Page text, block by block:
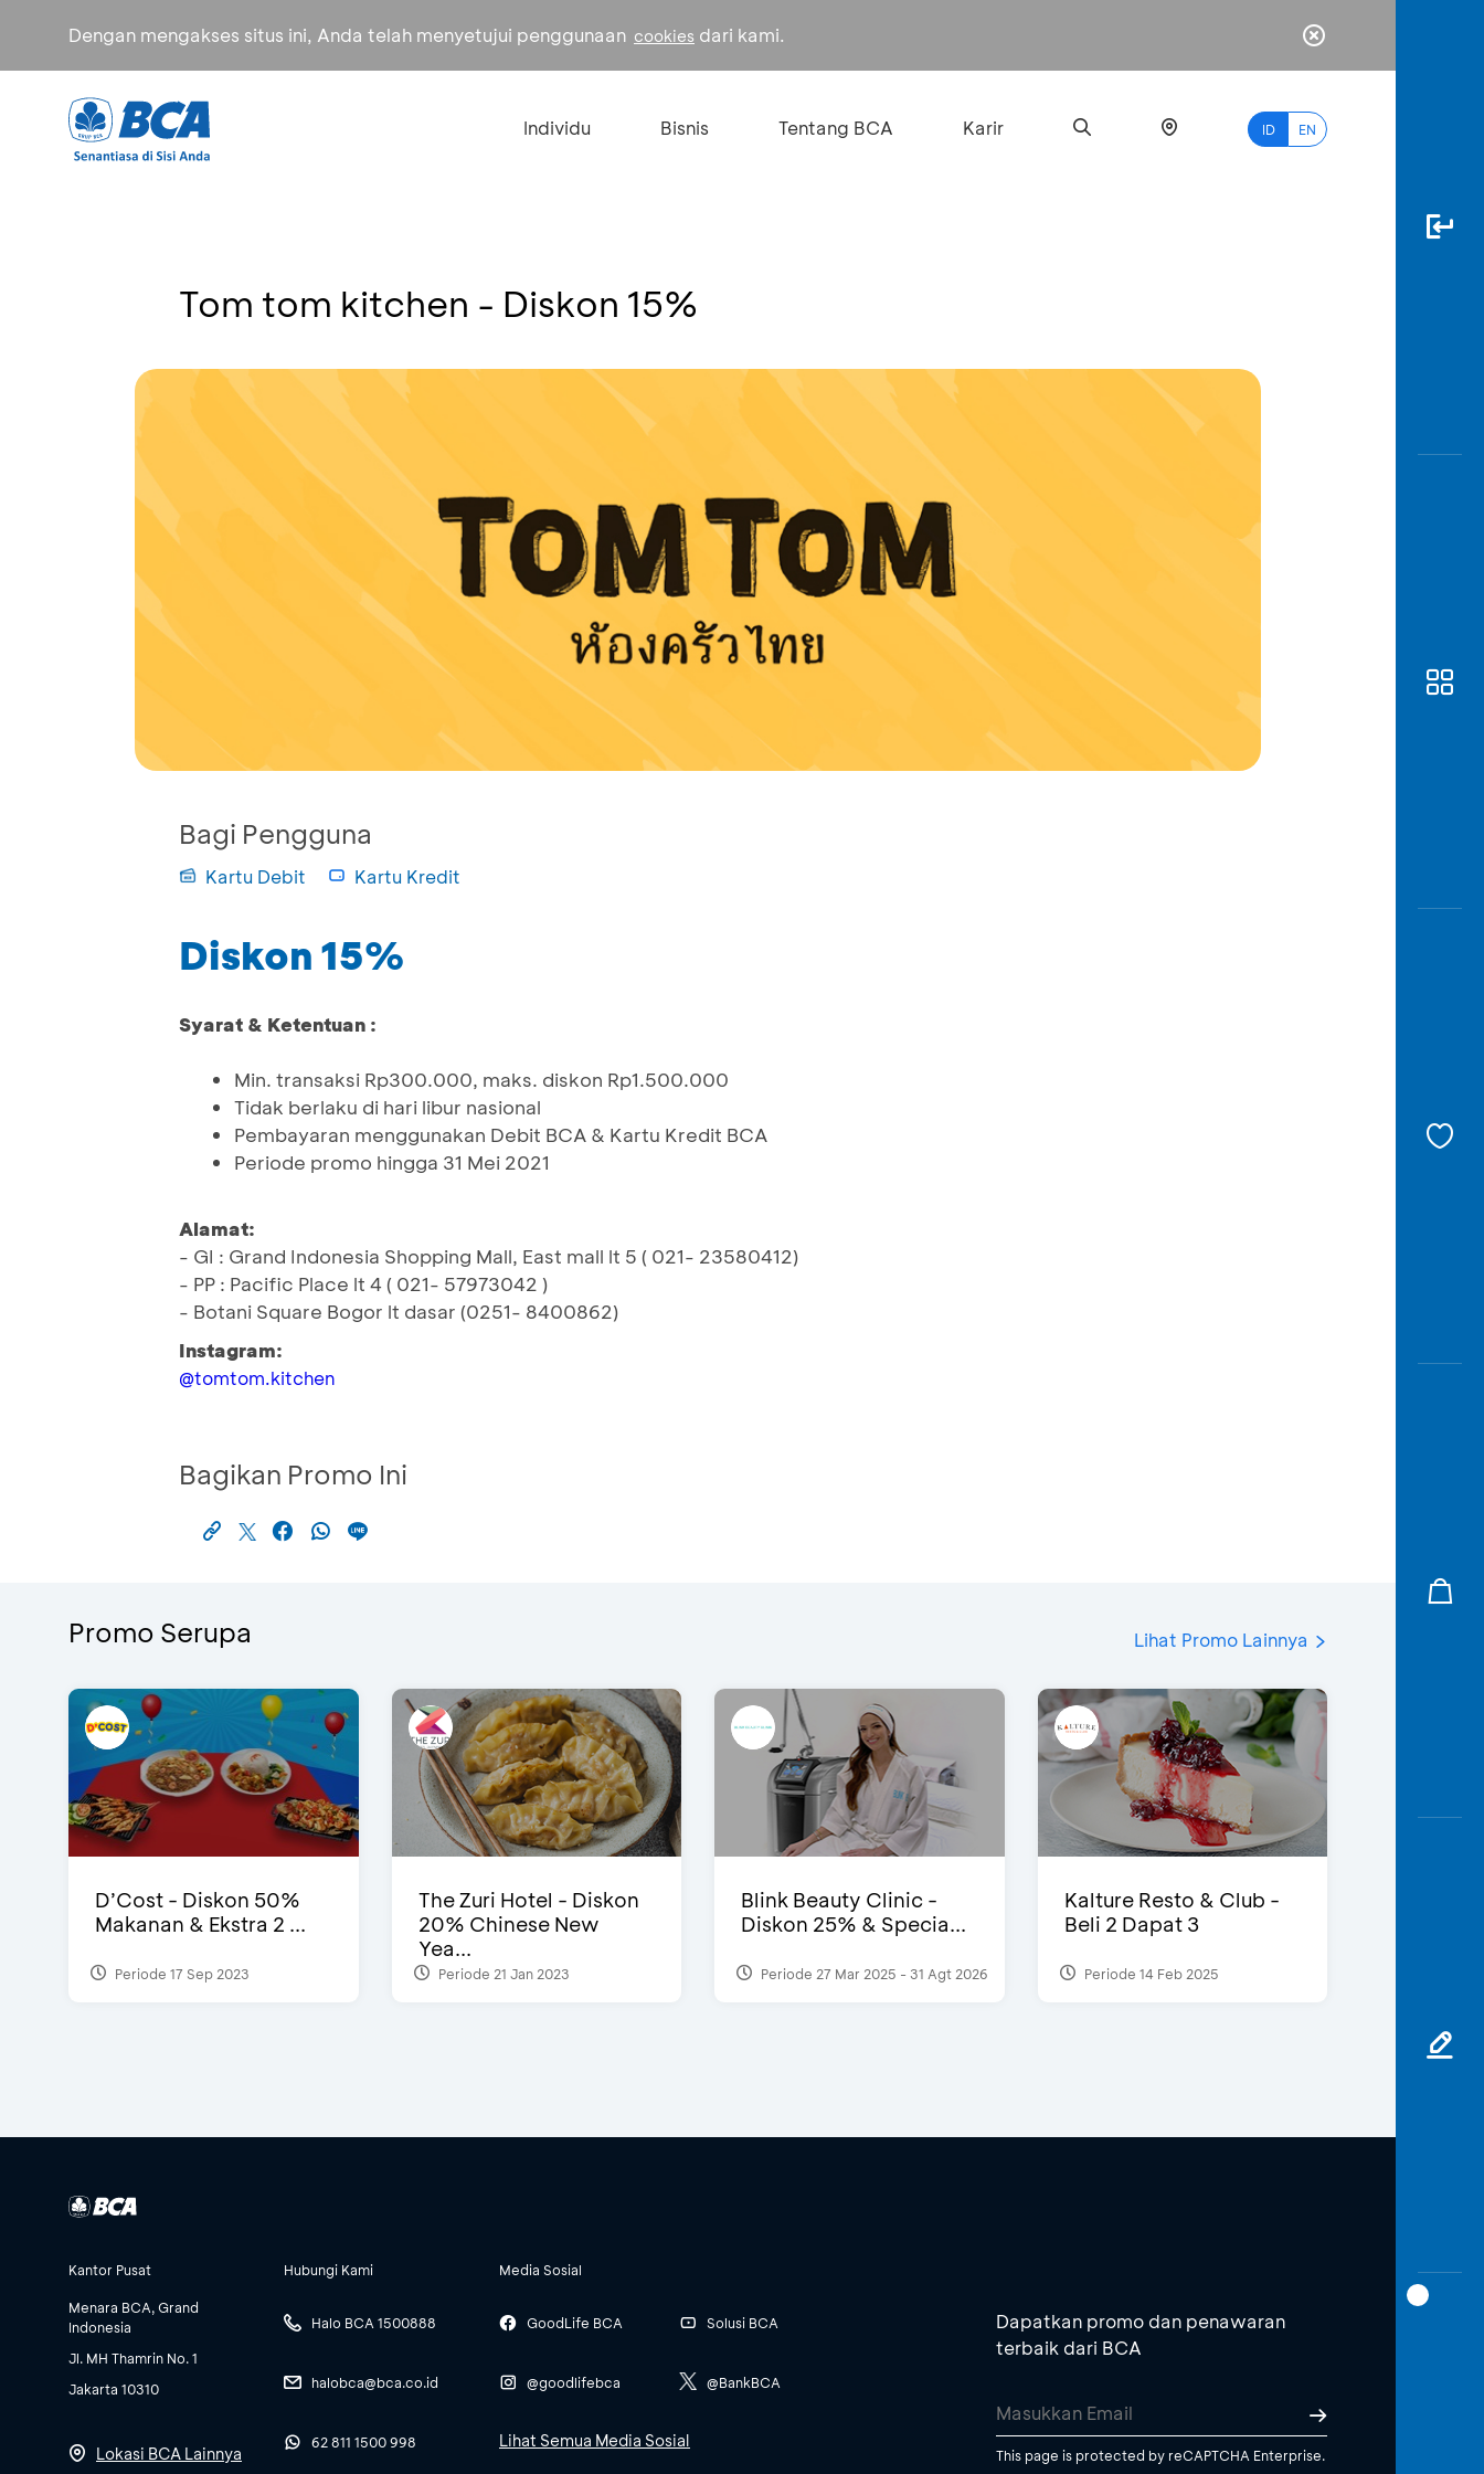
Dengan mengakses situs ini, Anda telah menyetujui penggunaan cookies dari kami.
Individu Bisnis Tentang BCA Karir ID EN
Tom tom kitchen - Diskon 15%
Bagi Pengguna
Kartu Debit Kartu Kredit
Diskon 15%
Syarat & Ketentuan :
Min. transaksi Rp300.000, maks. diskon Rp1.500.000
Tidak berlaku di hari libur nasional
Pembayaran menggunakan Debit BCA & Kartu Kredit BCA
Periode promo hingga 31 Mei 2021
Alamat:
- GI : Grand Indonesia Shopping Mall, East mall lt 5 ( 021- 23580412)
- PP : Pacific Place lt 4 ( 021- 57973042 )
- Botani Square Bogor lt dasar (0251- 8400862)
Instagram:
@tomtom.kitchen
Bagikan Promo Ini
Promo Serupa Lihat Promo Lainnya
D’Cost - Diskon 50%
Makanan & Ekstra 2 ...
Periode 17 Sep 2023
The Zuri Hotel - Diskon
20% Chinese New
Yea...
Periode 21 Jan 2023
Blink Beauty Clinic -
Diskon 25% & Specia...
Periode 27 Mar 2025 - 31 Agt 2026
Kalture Resto & Club -
Beli 2 Dapat 3
Periode 14 Feb 2025
Kantor Pusat
Menara BCA, Grand
Indonesia
Jl. MH Thamrin No. 1
Jakarta 10310
Lokasi BCA Lainnya
Hubungi Kami
Halo BCA 1500888
halobca@bca.co.id
62 811 1500 998
Media Sosial
GoodLife BCA
@goodlifebca
Solusi BCA
@BankBCA
Lihat Semua Media Sosial
Dapatkan promo dan penawaran
terbaik dari BCA
This page is protected by reCAPTCHA Enterprise.